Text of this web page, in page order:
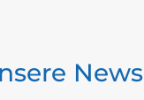
News